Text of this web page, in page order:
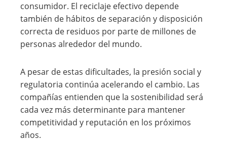
consumidor. El reciclaje efectivo depende
también de hábitos de separación y disposición
correcta de residuos por parte de millones de
personas alrededor del mundo.
A pesar de estas dificultades, la presión social y
regulatoria continúa acelerando el cambio. Las
compañías entienden que la sostenibilidad será
cada vez más determinante para mantener
competitividad y reputación en los próximos
años.